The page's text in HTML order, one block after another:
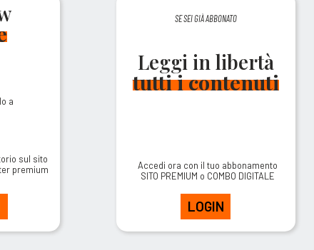
a
sul sito
premium
SE SEI GIÀ ABBONATO
Leggi in libertà
tutti i contenuti
Accedi ora con il tuo abbonamento
SITO PREMIUM o COMBO DIGITALE
LOGIN